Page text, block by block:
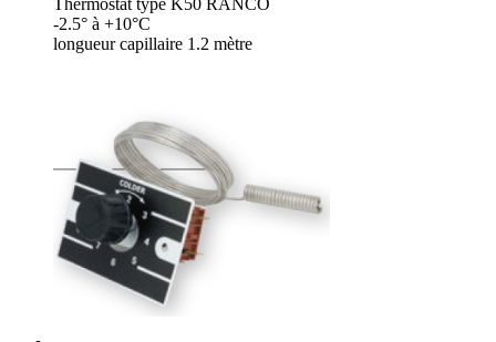
Thermostat type K50 RANCO
-2.5° à +10°C
longueur capillaire 1.2 mètre